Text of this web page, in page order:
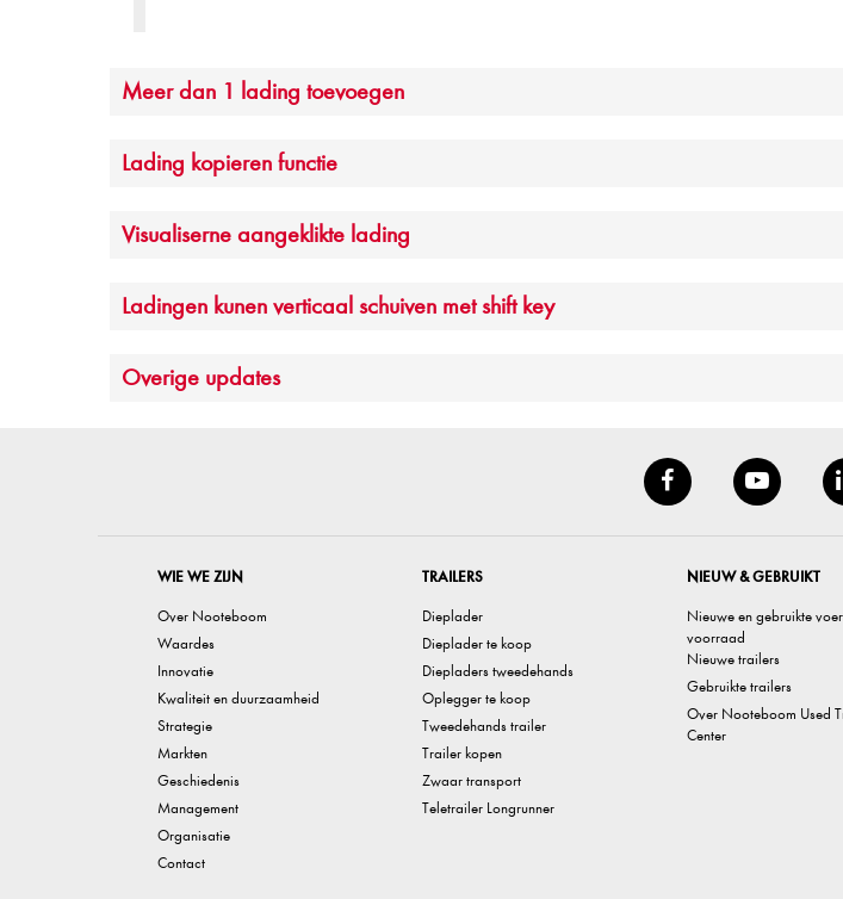
Meer dan 1 lading toevoegen
Lading kopieren functie
Visualiserne aangeklikte lading
Ladingen kunen verticaal schuiven met shift key
Overige updates
WIE WE ZIJN
Over Nooteboom
Waardes
Innovatie
Kwaliteit en duurzaamheid
Strategie
Markten
Geschiedenis
Management
Organisatie
Contact
TRAILERS
Dieplader
Dieplader te koop
Diepladers tweedehands
Oplegger te koop
Tweedehands trailer
Trailer kopen
Zwaar transport
Teletrailer Longrunner
NIEUW & GEBRUIKT
Nieuwe en gebruikte
voorraad
Nieuwe trailers
Gebruikte trailers
Over Nooteboom Used
Center